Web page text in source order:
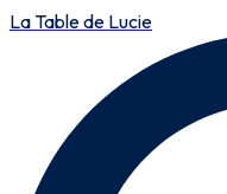
La Table de Lucie